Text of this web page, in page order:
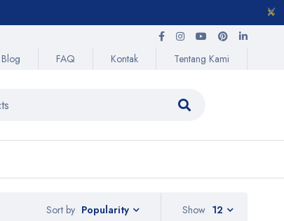
Blog FAQ Kontak Tentang Kami
Sort by Popularity Show 12